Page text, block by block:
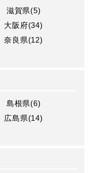
滋賀県(5)
大阪府(34)
奈良県(12)
島根県(6)
広島県(14)